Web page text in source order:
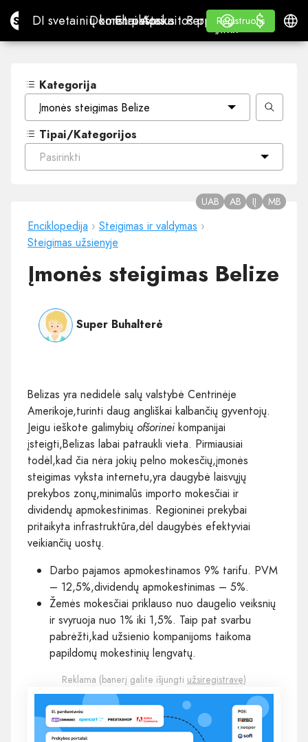
Site.proDI svetainių konstruktorius
DI svetainių konstruktorius
Domenai
DomenaiEl. paštas
El. paštasApskaitos programa
Apskaitos programa
Perpardavėjams
„WHITE LABEL“
Mokymasis
Mokymasis
Registruotis
Registruotis
Prisijungti
$
$
Kategorija
Įmonės steigimas Belize
Tipai/Kategorijos
Pasirinkti
Enciklopedija › Steigimas ir valdymas ›
Steigimas užsienyje
Įmonės steigimas Belize
UAB AB IĮ MB
Super Buhalterė
Belizas yra nedidelė salų valstybė Centrinėje
Amerikoje,turinti daug angliškai kalbančių gyventojų.
Jeigu ieškote galimybių ofšorinei kompanijai
įsteigti,Belizas labai patraukli vieta. Pirmiausiai
todėl,kad čia nėra jokių pelno mokesčių,įmonės
steigimas vyksta internetu,yra daugybė laisvųjų
prekybos zonų,minimalūs importo mokesčiai ir
dividendų apmokestinimas. Regioninei prekybai
pritaikyta infrastruktūra,dėl daugybės efektyviai
veikiančių uostų.
Darbo pajamos apmokestinamos 9% tarifu. PVM
– 12,5%,dividendų apmokestinimas – 5%.
Žemės mokesčiai priklauso nuo daugelio veiksnių
ir svyruoja nuo 1% iki 1,5%. Taip pat svarbu
pabrėžti,kad užsienio kompanijoms taikoma
papildomų mokestinių lengvatų.
Reklama (banerį galite išjungti užsiregistravę)